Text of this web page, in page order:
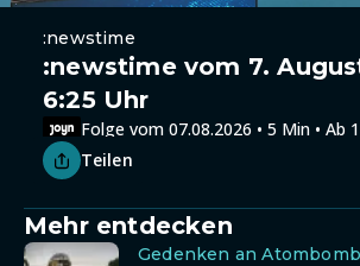
:newstime
:newstime vom 7.
6:25 Uhr
Folge vom 07.08.2026 • 5 Min • Ab
Teilen
Mehr entdecken
Gedenken an